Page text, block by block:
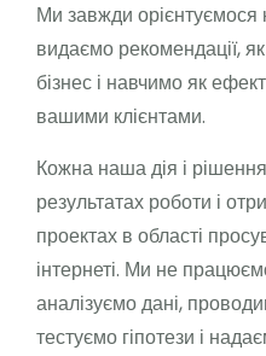
Ми завжди орієнтуємося
видаємо рекомендації,
бізнес і навчимо як
вашими клієнтами.
Кожна наша дія і
результатах роботи і
проектах в області
інтернеті. Ми не
аналізуємо дані,
тестуємо гіпотези і